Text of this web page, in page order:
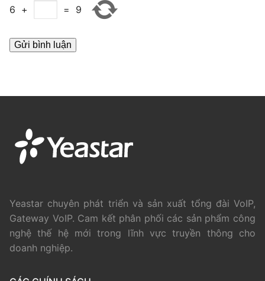
6 + = 9
Yeastar chuyên phát triển và sản xuất tổng đài VoIP,
Gateway VoIP. Cam kết phân phối các sản phẩm công
nghệ thế hệ mới trong lĩnh vực truyền thông cho
doanh nghiệp.